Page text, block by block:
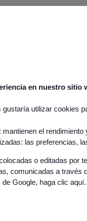
en nuestro sitio
utilizar cookies
el
las preferencias,
o editadas por
comunicadas a través
Google, haga clic aquí.
éxito
ganadoras de
Odigo.